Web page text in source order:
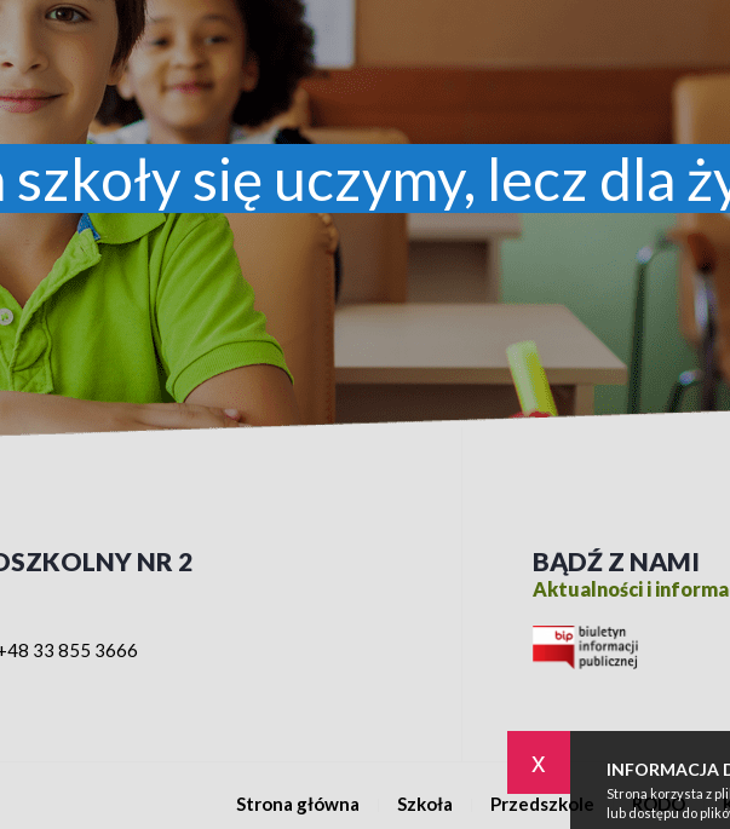
x INFORMACJA
Strona korzysta z
lub dostępu do
się uczymy, lecz dla
NR 2
33 855 3666
BĄDŹ Z NAMI
Aktualności i
Strona główna Szkoła Przedszkole RODO